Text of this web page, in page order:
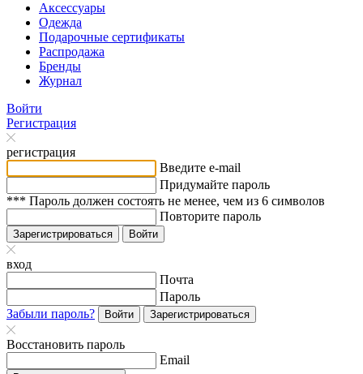
Аксессуары
Одежда
Подарочные сертификаты
Распродажа
Бренды
Журнал
Войти
Регистрация
регистрация
Введите e-mail
Придумайте пароль
*** Пароль должен состоять не менее, чем из 6 символов
Повторите пароль
Зарегистрироваться Войти
вход
Почта
Пароль
Забыли пароль?
Войти Зарегистрироваться
Восстановить пароль
Email